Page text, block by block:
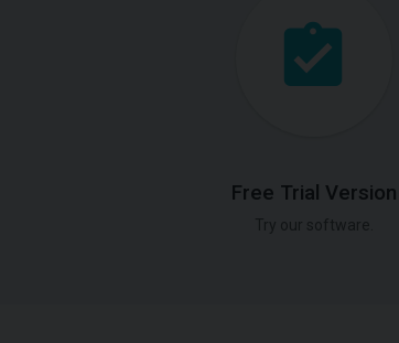
Free Trial Version